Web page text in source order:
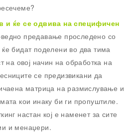
и ќе се одвива на специфичен
предавање проследено со
бидат поделени во два тима
на овој начин на обработка на
се предизвикани да
матрица на размислување и
кои инаку би ги пропуштиле.
настан кој е наменет за сите
и менаџери.